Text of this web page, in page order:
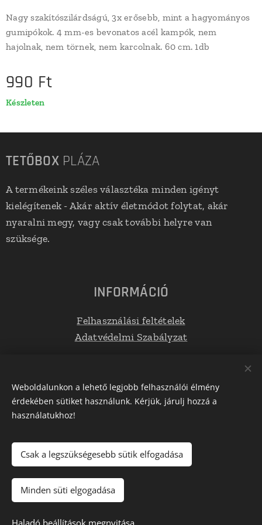
Nagy szakítószilárdságú, 3x erősebb, mint a hagyományos
gumipókok. 4 mm-es bevonatos acél kampók, nem
hajolnak, nem törnek, nem karcolnak. 60 cm. 1db
990 Ft
Készleten
Kosárba
TETŐBOX PLÁZA
A termékeink széles választéka minden igényt
kielégítenek - Akár aktív életmódot folytat, akár
nyaralni megy, vagy csak további helyre van
szüksége.
INFORMÁCIÓ
Felhasználási feltételek
Adatvédelmi Szabályzat
Elérhetőségek
Az oldalt aWebnode
Weboldalunkon a lehető legjobb felhasználói élmény
érdekében sütiket használunk. Kérjük, járulj hozzá a
használatukhoz!
Csak a legszükségesebb sütik elfogadása
Minden süti elgogadása
Haladó beállítások megnyitása